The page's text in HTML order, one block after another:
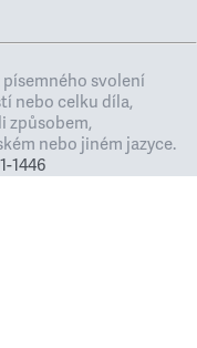
svolení
nebo celku díla,
způsobem,
nebo jiném jazyce.
1446